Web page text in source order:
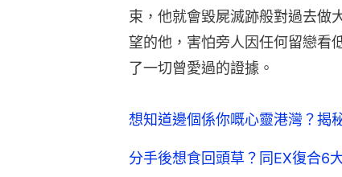
束，他就會毀屍滅跡般對過去做
望的他，害怕旁人因任何留戀看
了一切曾愛過的證據。
想知道邊個係你嘅心靈港灣？揭
分手後想食回頭草？同EX復合